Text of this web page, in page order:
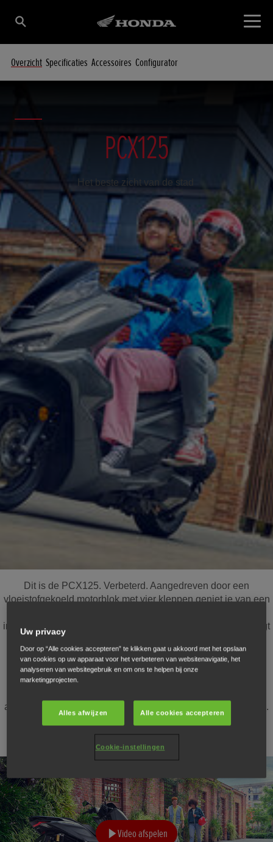
Overzicht Specificaties Accessoires Configurator
PCX125
Het beste zicht van de stad
Dit is de PCX125. Verbeterd. Aangedreven door een
vloeistofgekoeld motorblok met vier kleppen geniet je van een
intelligent vernieuwde styling toont futuristische lijnen en zorgt
voor betere windbescherming. Het geoptimaliseerde
achterremsysteem zorgt voor betere stopkracht. De nieuwe
PCX125 DX is voorzien van een 5-inch TFT-scherm met
Honda RoadSync smartphoneconnectiviteit en intuïtief te
achteraan vernieuwd voor een nog soepelere rit door de stad.
Video afspelen
Uw privacy
Door op “Alle cookies accepteren” te klikken gaat u akkoord met het opslaan
van cookies op uw apparaat voor het verbeteren van websitenavigatie, het
analyseren van websitegebruik en om ons te helpen bij onze
marketingprojecten.
Alles afwijzen Alle cookies accepteren
Cookie-instellingen